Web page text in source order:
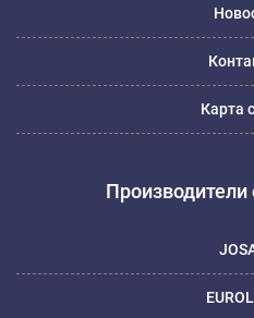
Карта
Производители